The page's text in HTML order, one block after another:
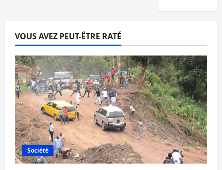
VOUS AVEZ PEUT-ÊTRE RATÉ
Société